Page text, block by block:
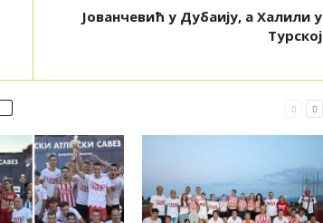
Јованчевић у Дубаију, а Халили у
Турској